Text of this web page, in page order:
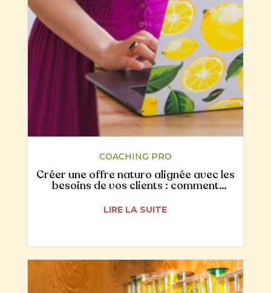
Créer une offre naturo alignée avec les
besoins de vos clients : comment
concrètement
COACHING PRO
LIRE LA SUITE